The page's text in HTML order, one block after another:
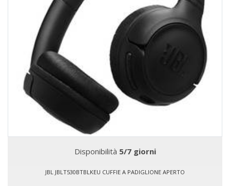
Disponibilità 5/7 giorni
JBL JBLT530BTBLKEU CUFFIE A PADIGLIONE APERTO